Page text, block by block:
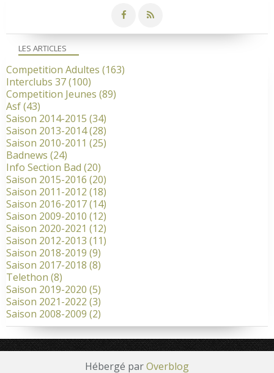
LES ARTICLES
Competition Adultes (163)
Interclubs 37(100)
Competition Jeunes (89)
Asf(43)
Saison 2014-2015 (34)
Saison 2013-2014(28)
Saison 2010-2011 (25)
Badnews (24)
Info Section Bad (20)
Saison 2015-2016 (20)
Saison 2011-2012 (18)
Saison 2016-2017(14)
Saison 2009-2010 (12)
Saison 2020-2021 (12)
Saison 2012-2013 (11)
Saison 2018-2019 (9)
Saison 2017-2018 (8)
Telethon (8)
Saison 2019-2020 (5)
Saison 2021-2022 (3)
Saison 2008-2009 (2)
Hébergé parOverblog